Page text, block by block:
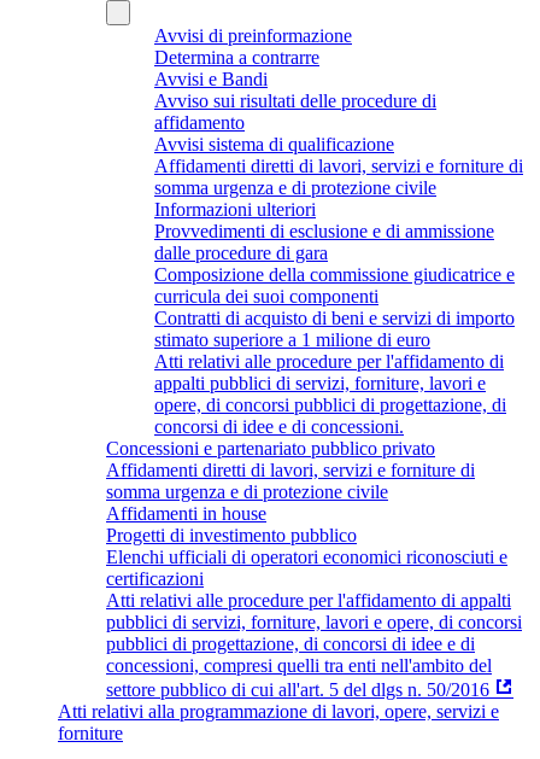
Avvisi di preinformazione
Determina a contrarre
Avvisi e Bandi
Avviso sui risultati delle procedure di
affidamento
Avvisi sistema di qualificazione
Affidamenti diretti di lavori, servizi e forniture di
somma urgenza e di protezione civile
Informazioni ulteriori
Provvedimenti di esclusione e di ammissione
dalle procedure di gara
Composizione della commissione giudicatrice e
curricula dei suoi componenti
Contratti di acquisto di beni e servizi di importo
stimato superiore a 1 milione di euro
Atti relativi alle procedure per l'affidamento di
appalti pubblici di servizi, forniture, lavori e
opere, di concorsi pubblici di progettazione, di
concorsi di idee e di concessioni.
Concessioni e partenariato pubblico privato
Affidamenti diretti di lavori, servizi e forniture di
somma urgenza e di protezione civile
Affidamenti in house
Progetti di investimento pubblico
Elenchi ufficiali di operatori economici riconosciuti e
certificazioni
Atti relativi alle procedure per l'affidamento di appalti
pubblici di servizi, forniture, lavori e opere, di concorsi
pubblici di progettazione, di concorsi di idee e di
concessioni, compresi quelli tra enti nell'ambito del
settore pubblico di cui all'art. 5 del dlgs n. 50/2016
Atti relativi alla programmazione di lavori, opere, servizi e
forniture